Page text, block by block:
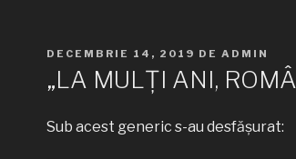
PUBLICAT
PE
DECEMBRIE 14, 2019 DE ADMIN
„LA MULȚI ANI,
Sub acest generic s-au desfășurat: